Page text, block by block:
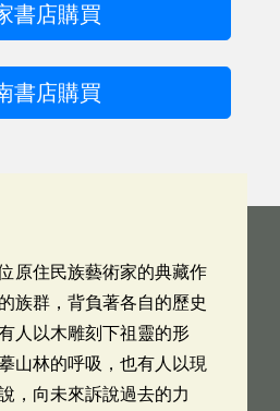
書店購買
書店購買
原住民族藝術家的典藏作
族群，背負著各自的歷史
人以木雕刻下祖靈的形
山林的呼吸，也有人以現
，向未來訴說過去的力